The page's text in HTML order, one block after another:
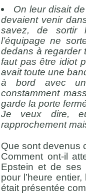
On leur disait
devaient venir
savez, de sortir
l’équipage ne
dedans à regarder
faut pas être idiot
avait toute une
à bord avec
constamment
garde la porte
Je veux dire,
rapprochement
Que sont devenus
Comment ont-il
Epstein et de ses
pour l’heure entier,
était présentée